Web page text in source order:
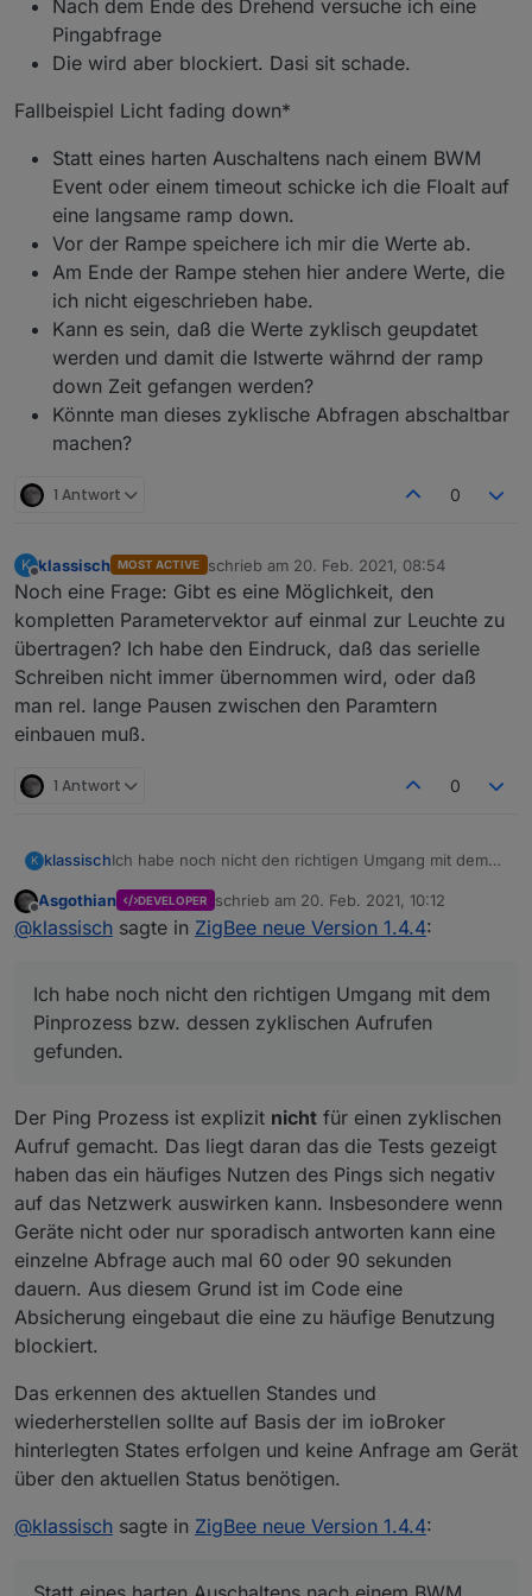
host.iobroker	2021-02-19 13:34:29.078
host.iobroker	2021-02-19 13:34:29.078
host.iobroker	2021-02-19 13:34:29.078
host.iobroker	2021-02-19 13:34:29.078
host.iobroker	2021-02-19 13:34:29.078
host.iobroker	2021-02-19 13:34:29.077
host.iobroker	2021-02-19 13:34:29.077
host.iobroker	2021-02-19 13:34:29.077
host.iobroker	2021-02-19 13:34:29.077
host.iobroker	2021-02-19 13:34:29.077
host.iobroker	2021-02-19 13:34:29.077
host.iobroker	2021-02-19 13:34:29.076
host.iobroker	2021-02-19 13:34:29.076
host.iobroker	2021-02-19 13:34:29.076
host.iobroker	2021-02-19 13:34:29.068
host.iobroker	2021-02-19 13:34:29.068
host.iobroker	2021-02-19 13:34:29.068
host.iobroker	2021-02-19 13:34:29.068
host.iobroker	2021-02-19 13:34:29.068
host.iobroker	2021-02-19 13:34:29.067
Nach dem Ende des Drehend versuche ich eine
Pingabfrage
Die wird aber blockiert. Dasi sit schade.
Fallbeispiel Licht fading down*
Statt eines harten Auschaltens nach einem BWM
Event oder einem timeout schicke ich die Floalt auf
eine langsame ramp down.
Vor der Rampe speichere ich mir die Werte ab.
Am Ende der Rampe stehen hier andere Werte, die
ich nicht eigeschrieben habe.
Kann es sein, daß die Werte zyklisch geupdatet
werden und damit die Istwerte währnd der ramp
down Zeit gefangen werden?
Könnte man dieses zyklische Abfragen abschaltbar
machen?
1 Antwort 0
K
Offline
klassisch MOST ACTIVE schrieb am 20. Feb. 2021, 08:54
zuletzt editiert von
Noch eine Frage: Gibt es eine Möglichkeit, den
kompletten Parametervektor auf einmal zur Leuchte zu
übertragen? Ich habe den Eindruck, daß das serielle
Schreiben nicht immer übernommen wird, oder daß
man rel. lange Pausen zwischen den Paramtern
einbauen muß.
1 Antwort 0
K klassischIch habe noch nicht den richtigen Umgang mit dem
gefunden.
Fallbeispiel Licht:
Bewegungssensor triggert. Ich möchte die alten
Einstellungen wiederherstellen und einschalten
um die Helligkeit zu justieren.
Nach dem Ende des Drehend versuche ich eine
Fallbeispiel Licht fading down*
BWM Event oder einem timeout schicke ich die
Floalt auf eine langsame ramp down.
Kann es sein, daß die Werte zyklisch geupdatet
werden und damit die Istwerte währnd der ramp
down Zeit gefangen werden?
Könnte man dieses zyklische Abfragen
abschaltbar machen?
Offline
Asgothian DEVELOPER schrieb am 20. Feb. 2021, 10:12
zuletzt editiert von
@klassisch sagte in ZigBee neue Version 1.4.4:
Ich habe noch nicht den richtigen Umgang mit dem
Pinprozess bzw. dessen zyklischen Aufrufen
gefunden.
Der Ping Prozess ist explizit nicht für einen zyklischen
Aufruf gemacht. Das liegt daran das die Tests gezeigt
haben das ein häufiges Nutzen des Pings sich negativ
auf das Netzwerk auswirken kann. Insbesondere wenn
Geräte nicht oder nur sporadisch antworten kann eine
einzelne Abfrage auch mal 60 oder 90 sekunden
dauern. Aus diesem Grund ist im Code eine
Absicherung eingebaut die eine zu häufige Benutzung
blockiert.
Das erkennen des aktuellen Standes und
wiederherstellen sollte auf Basis der im ioBroker
hinterlegten States erfolgen und keine Anfrage am Gerät
über den aktuellen Status benötigen.
@klassisch sagte in ZigBee neue Version 1.4.4: